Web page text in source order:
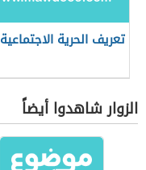
تعريف الحرية الاجتماعية
الزوار شاهدوا أيضاً